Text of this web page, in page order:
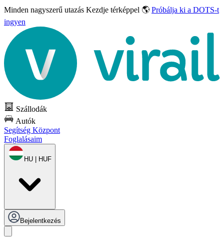
Minden nagyszerű utazás Kezdje térképpel 🌎 Próbálja ki a DOTS-t
ingyen
Szállodák
Autók
Segítség Központ
Foglalásaim
HU | HUF
Bejelentkezés